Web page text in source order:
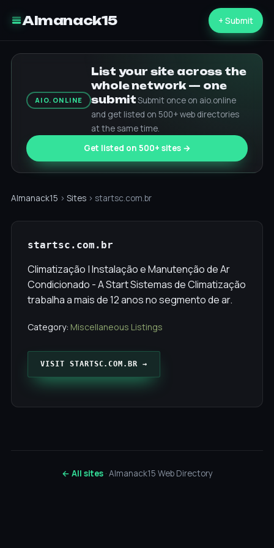
Almanack15 + Submit
AIO.ONLINE
List your site across the
whole network — one
submitSubmit once on aio.online
and get listed on 500+ web directories
at the same time.
Get listed on 500+ sites →
Almanack15 › Sites › startsc.com.br
startsc.com.br
Climatização | Instalação e Manutenção de Ar
Condicionado - A Start Sistemas de Climatização
trabalha a mais de 12 anos no segmento de ar.
Category: Miscellaneous Listings
VISIT STARTSC.COM.BR →
← All sites· Almanack15 Web Directory